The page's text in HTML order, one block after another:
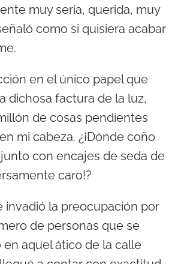
muy seria, querida, muy
como si quisiera acabar
en el único papel que
dichosa factura de la luz,
de cosas pendientes
mi cabeza. ¿¡Dónde coño
con encajes de seda de
caro!?
invadió la preocupación por
de personas que se
en aquel ático de la calle